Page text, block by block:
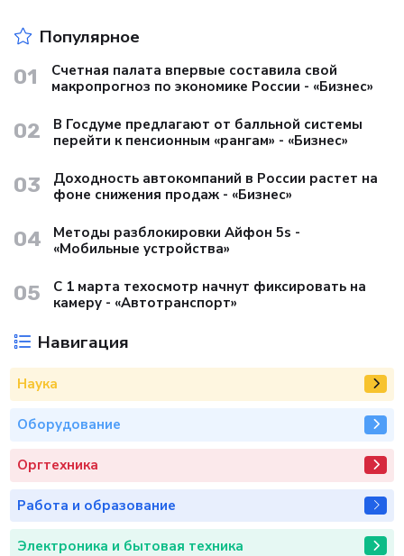
Популярное
01
Счетная палата впервые составила свой
макропрогноз по экономике России - «Бизнес»
02
В Госдуме предлагают от балльной системы
перейти к пенсионным «рангам» - «Бизнес»
03
Доходность автокомпаний в России растет на
фоне снижения продаж - «Бизнес»
04
Методы разблокировки Айфон 5s -
«Мобильные устройства»
05
С 1 марта техосмотр начнут фиксировать на
камеру - «Автотранспорт»
Навигация
Наука
Оборудование
Оргтехника
Работа и образование
Электроника и бытовая техника